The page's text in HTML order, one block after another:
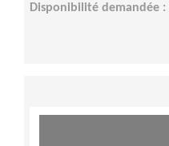
Disponibilité demandée :